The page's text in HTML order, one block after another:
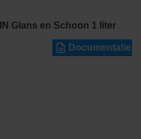
Glans en Schoon 1 liter
Documentatie